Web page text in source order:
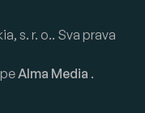
s. r. o.. Sva prava
Alma Media .